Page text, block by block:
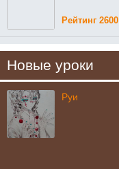
Рейтинг 2600
Новые уроки
Руи